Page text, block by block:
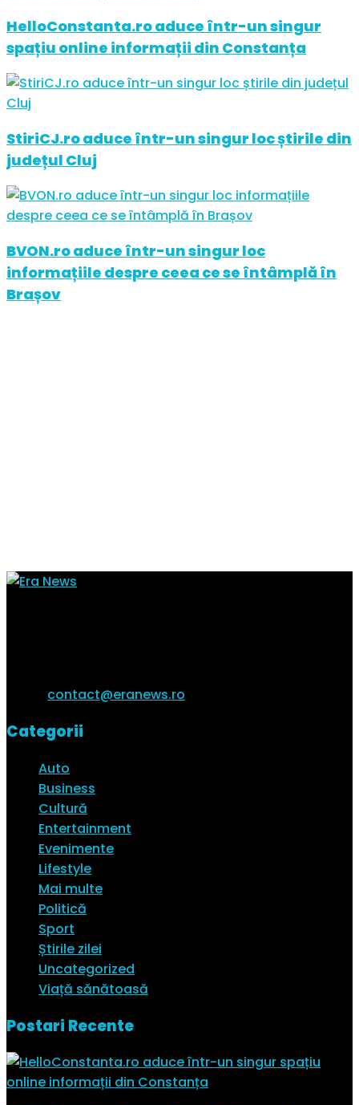
HelloConstanta.ro aduce într-un singur
spațiu online informații din Constanța
StiriCJ.ro aduce într-un singur loc știrile din
județul Cluj
BVON.ro aduce într-un singur loc
informațiile despre ceea ce se întâmplă în
Brașov
contact@eranews.ro
Categorii
Auto
Business
Cultură
Entertainment
Evenimente
Lifestyle
Mai multe
Politică
Sport
Știrile zilei
Uncategorized
Viață sănătoasă
Postari Recente